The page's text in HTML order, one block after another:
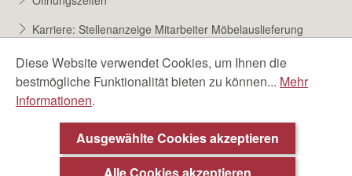
Karriere: Stellenanzeige Mitarbeiter Möbelauslieferung
Karriere bei Möbel Berta
Bewerbungsformular
Diese Website verwendet Cookies, um Ihnen die
bestmögliche Funktionalität bieten zu können... Mehr
Informationen.
Ausgewählte Cookies akzeptieren